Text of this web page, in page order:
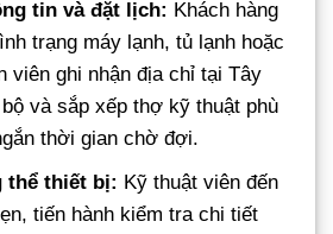
tin và đặt lịch: Khách hàng
trạng máy lạnh, tủ lạnh hoặc
viên ghi nhận địa chỉ tại Tây
và sắp xếp thợ kỹ thuật phù
thời gian chờ đợi.
thể thiết bị: Kỹ thuật viên đến
tiến hành kiểm tra chi tiết